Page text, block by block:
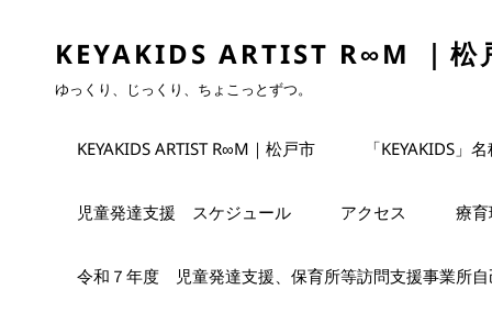
KEYAKIDS ARTIST R∞M ｜松
ゆっくり、じっくり、ちょこっとずつ。
KEYAKIDS ARTIST R∞M｜松戸市 「KEYAKIDS」
児童発達支援 スケジュール アクセス 療
令和７年度 児童発達支援、保育所等訪問支援事業所